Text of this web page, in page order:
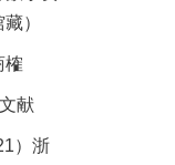
）
榷
献
）浙